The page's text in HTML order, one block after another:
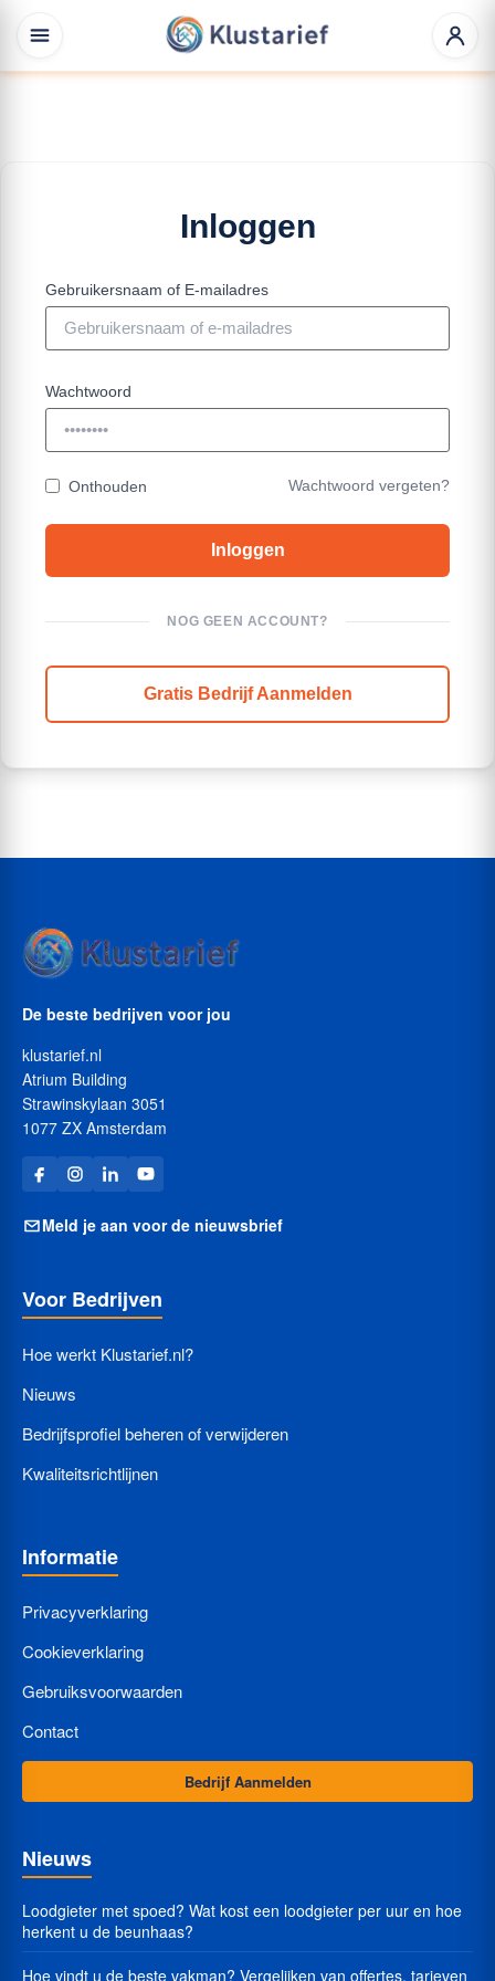
Inloggen
Gebruikersnaam of E-mailadres
Wachtwoord
Onthouden Wachtwoord vergeten?
NOG GEEN ACCOUNT?
Gratis Bedrijf Aanmelden
De beste bedrijven voor jou
klustarief.nl
Atrium Building
Strawinskylaan 3051
1077 ZX Amsterdam
Meld je aan voor de nieuwsbrief
Voor Bedrijven
Hoe werkt Klustarief.nl?
Nieuws
Bedrijfsprofiel beheren of verwijderen
Kwaliteitsrichtlijnen
Informatie
Privacyverklaring
Cookieverklaring
Gebruiksvoorwaarden
Contact
Bedrijf Aanmelden
Nieuws
Loodgieter met spoed? Wat kost een loodgieter per uur en hoe
herkent u de beunhaas?
Hoe vindt u de beste vakman? Vergelijken van offertes, tarieven